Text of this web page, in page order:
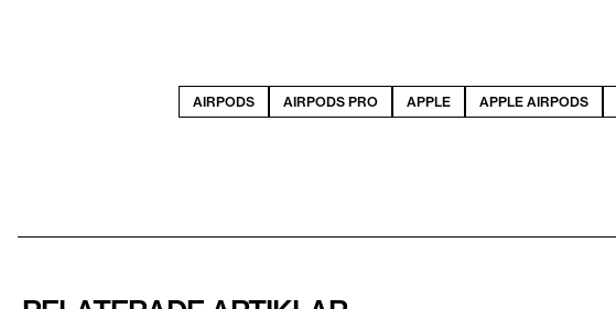
AIRPODS AIRPODS PRO APPLE APPLE AIRPODS